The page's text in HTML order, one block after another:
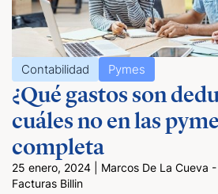
Contabilidad Pymes
¿Qué gastos son
cuáles no en las
completa
25 enero, 2024
Marcos De La Cueva
Facturas Billin